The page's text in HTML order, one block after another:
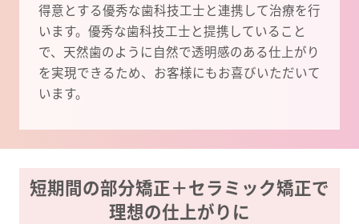
得意とする優秀な歯科技工士と連携して治療を行
います。優秀な歯科技工士と提携していること
で、天然歯のように自然で透明感のある仕上がり
を実現できるため、お客様にもお喜びいただいて
います。
短期間の部分矯正＋セラミック矯正で
理想の仕上がりに